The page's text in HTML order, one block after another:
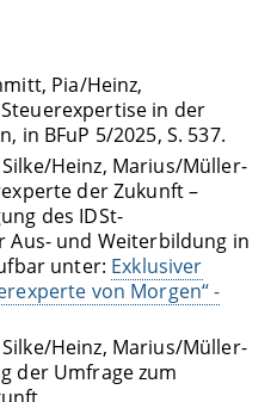
Pia/Heinz,
in der
in BFuP 5/2025, S. 537.
Heinz, Marius/Müller-
der Zukunft –
des IDSt-
Aus- und Weiterbildung in
unter: Exklusiver
von Morgen“ -
Heinz, Marius/Müller-
der Umfrage zum